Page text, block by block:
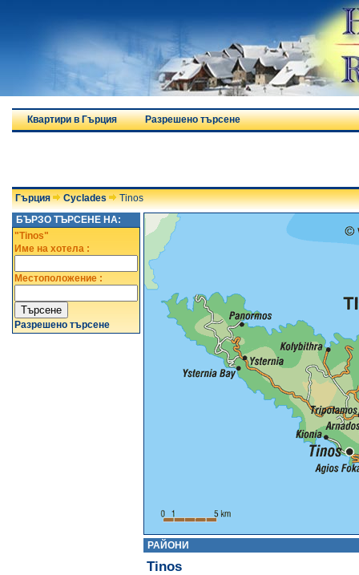
Квартири в Гърция Разрешено търсене
Гърция Cyclades
Tinos
БЪРЗО ТЪРСЕНЕ НА:
"Tinos"
Име на хотела :
Местоположение :
Разрешено търсене
РАЙОНИ
Tinos